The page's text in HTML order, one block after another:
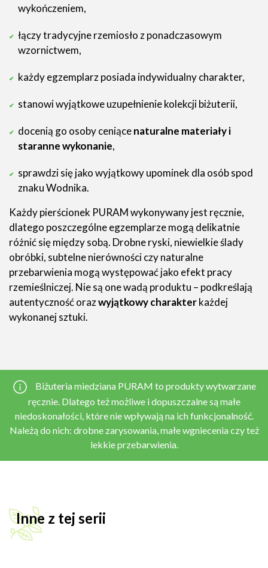
wykończeniem,
łączy tradycyjne rzemiosło z ponadczasowym
wzornictwem,
każdy egzemplarz posiada indywidualny charakter,
stanowi wyjątkowe uzupełnienie kolekcji biżuterii,
docenią go osoby ceniącenaturalne materiały i
staranne wykonanie,
sprawdzi się jako wyjątkowy upominek dla osób spod
znaku Wodnika.
Każdy pierścionek PURAM wykonywany jest ręcznie,
dlatego poszczególne egzemplarze mogą delikatnie
różnić się między sobą. Drobne ryski, niewielkie ślady
obróbki, subtelne nierówności czy naturalne
przebarwienia mogą występować jako efekt pracy
rzemieślniczej. Nie są one wadą produktu – podkreślają
autentyczność orazwyjątkowy charakterkażdej
wykonanej sztuki.
Biżuteria miedziana PURAM to produkty wytwarzane
ręcznie. Dlatego też możliwe i dopuszczalne są małe
niedoskonałości, które nie wpływają na ich funkcjonalność.
Należą do nich: drobne zarysowania, małe wgniecenia czy też
lekkie przebarwienia.
Inne z tej serii